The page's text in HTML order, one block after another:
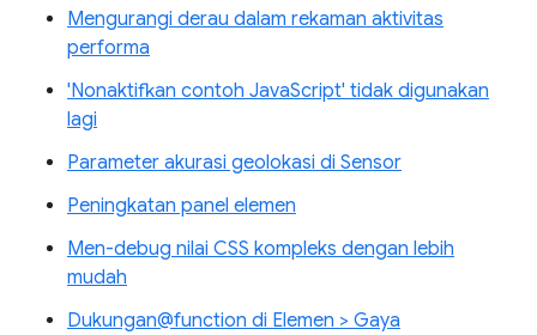
Mengurangi derau dalam rekaman aktivitas
performa
'Nonaktifkan contoh JavaScript' tidak digunakan
lagi
Parameter akurasi geolokasi di Sensor
Peningkatan panel elemen
Men-debug nilai CSS kompleks dengan lebih
mudah
Dukungan@function di Elemen > Gaya